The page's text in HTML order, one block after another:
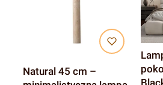
Natural 45 cm –